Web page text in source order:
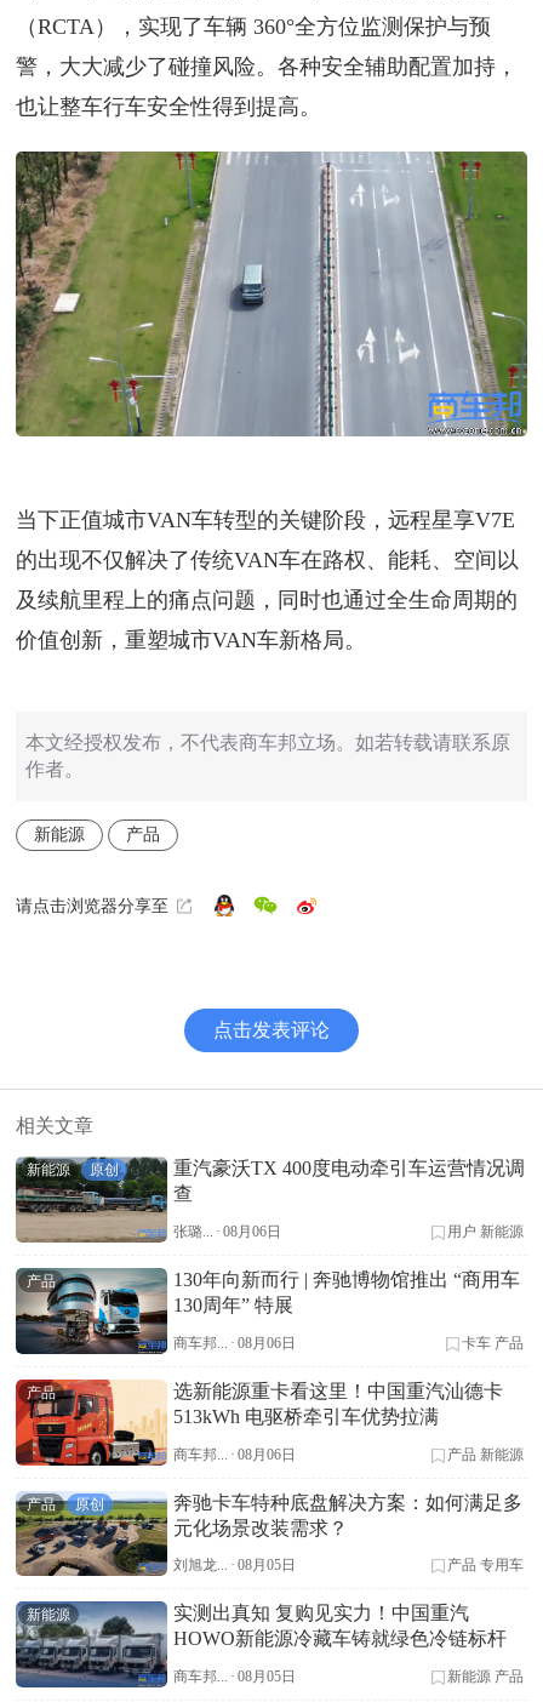
（RCTA），实现了车辆 360°全方位监测保护与预
警，大大减少了碰撞风险。各种安全辅助配置加持，
也让整车行车安全性得到提高。
当下正值城市VAN车转型的关键阶段，远程星享V7E
的出现不仅解决了传统VAN车在路权、能耗、空间以
及续航里程上的痛点问题，同时也通过全生命周期的
价值创新，重塑城市VAN车新格局。
本文经授权发布，不代表商车邦立场。如若转载请联系原
作者。
新能源 产品
请点击浏览器分享至
点击发表评论
相关文章
新能源 原创
重汽豪沃TX 400度电动牵引车运营情况调
查
张璐... · 08月06日 用户 新能源
产品
130年向新而行 | 奔驰博物馆推出 “商用车
130周年” 特展
商车邦... · 08月06日 卡车 产品
产品
选新能源重卡看这里！中国重汽汕德卡
513kWh 电驱桥牵引车优势拉满
商车邦... · 08月06日 产品 新能源
产品 原创
奔驰卡车特种底盘解决方案：如何满足多
元化场景改装需求？
刘旭龙... · 08月05日 产品 专用车
新能源
实测出真知 复购见实力！中国重汽
HOWO新能源冷藏车铸就绿色冷链标杆
商车邦... · 08月05日 新能源 产品